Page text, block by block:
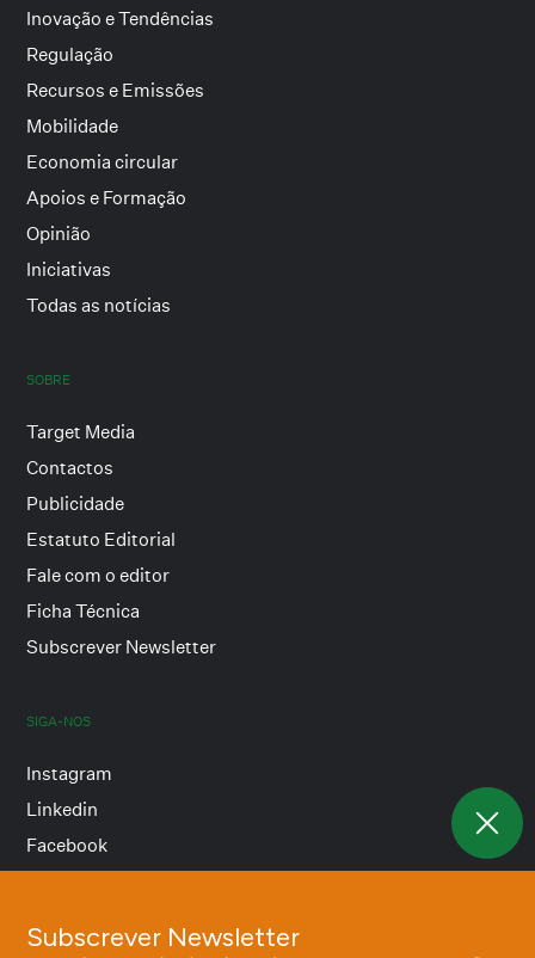
Subscrever Newsletter
Inovação e Tendências
Regulação
Recursos e Emissões
Mobilidade
Economia circular
Apoios e Formação
Opinião
Iniciativas
Todas as notícias
SOBRE
Target Media
Contactos
Publicidade
Estatuto Editorial
Fale com o editor
Ficha Técnica
Subscrever Newsletter
SIGA-NOS
Instagram
Linkedin
Facebook
Termos e condições